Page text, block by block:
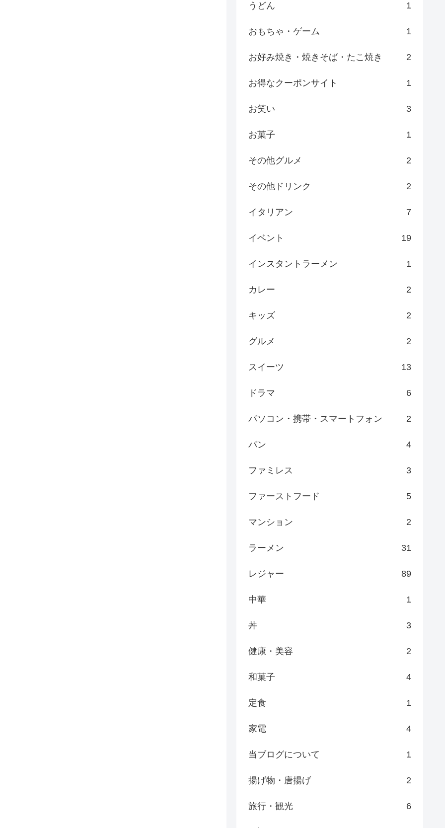
うどん 1
おもちゃ・ゲーム 1
お好み焼き・焼きそば・たこ焼き 2
お得なクーポンサイト 1
お笑い 3
お菓子 1
その他グルメ 2
その他ドリンク 2
イタリアン 7
イベント 19
インスタントラーメン 1
カレー 2
キッズ 2
グルメ 2
スイーツ 13
ドラマ 6
パソコン・携帯・スマートフォン 2
パン 4
ファミレス 3
ファーストフード 5
マンション 2
ラーメン 31
レジャー 89
中華 1
丼 3
健康・美容 2
和菓子 4
定食 1
家電 4
当ブログについて 1
揚げ物・唐揚げ 2
旅行・観光 6